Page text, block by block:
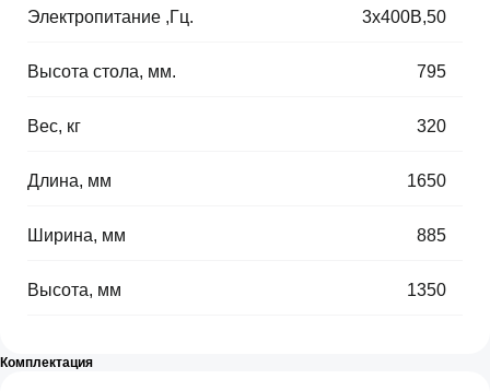
Электропитание ,Гц. 3х400В,50
Высота стола, мм. 795
Вес, кг 320
Длина, мм 1650
Ширина, мм 885
Высота, мм 1350
Комплектация